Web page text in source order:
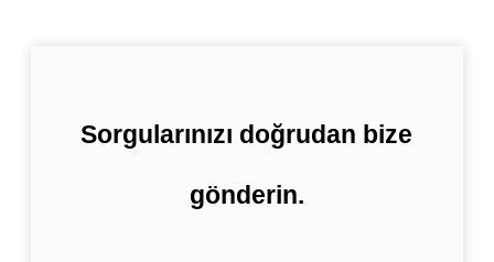
Sorgularınızı doğrudan bize
gönderin.